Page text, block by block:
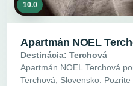
10.0
Apartmán NOEL
Destinácia: Terchová
Apartmán NOEL Terchová
Terchová, Slovensko.